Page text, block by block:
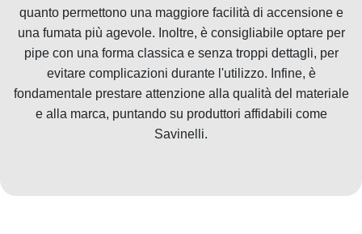
quanto permettono una maggiore facilità di accensione e
una fumata più agevole. Inoltre, è consigliabile optare per
pipe con una forma classica e senza troppi dettagli, per
evitare complicazioni durante l'utilizzo. Infine, è
fondamentale prestare attenzione alla qualità del materiale
e alla marca, puntando su produttori affidabili come
Savinelli.